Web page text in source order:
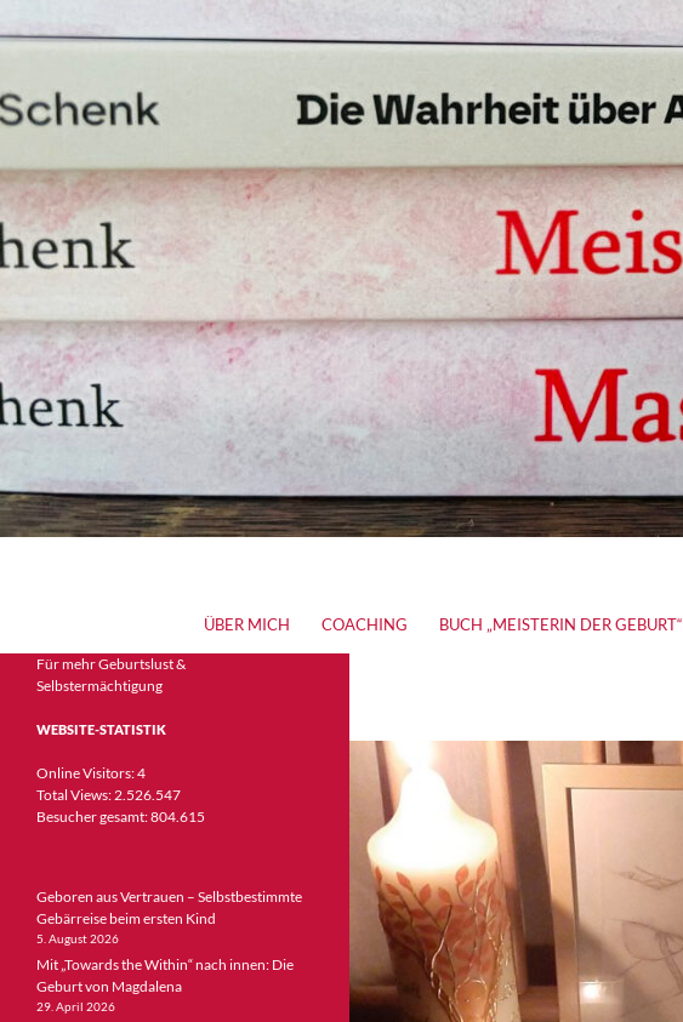
ÜBER MICH
COACHING BUCH „MEISTERIN DER GEBURT“
Für mehr Geburtslust &
Selbstermächtigung
WEBSITE-STATISTIK
Online Visitors:4
Total Views:2.526.547
Besucher gesamt:804.615
Geboren aus Vertrauen – Selbstbestimmte
Gebärreise beim ersten Kind
5. August 2026
Mit „Towards the Within“ nach innen: Die
Geburt von Magdalena
29. April 2026